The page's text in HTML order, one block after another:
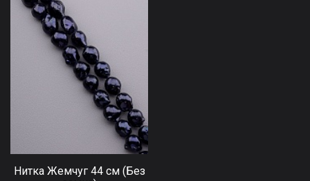
Нитка Жемчуг 44 см (Без